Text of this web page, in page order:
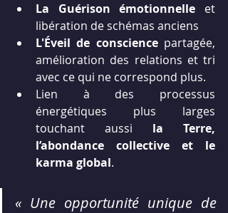
La Guérison émotionnelle et
libération de schémas anciens
L'Éveil de conscience partagée,
amélioration des relations et tri
avec ce qui ne correspond plus.
Lien à des processus
énergétiques plus larges
touchant aussi la Terre,
l’abondance collective et le
karma global.
« Une opportunité unique de